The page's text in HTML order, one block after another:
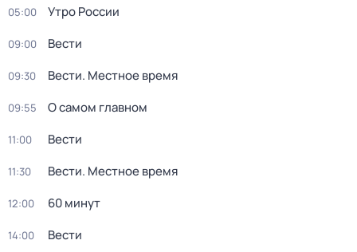
05:00 Утро России
09:00 Вести
09:30 Вести. Местное время
09:55 О самом главном
11:00 Вести
11:30 Вести. Местное время
12:00 60 минут
14:00 Вести